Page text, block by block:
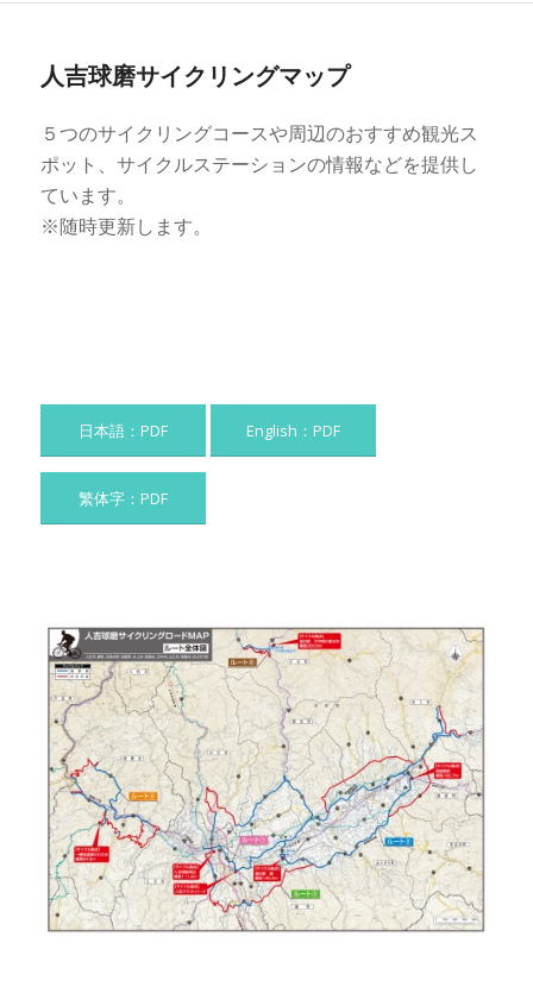
人吉球磨サイクリングマップ
５つのサイクリングコースや周辺のおすすめ観光ス
ポット、サイクルステーションの情報などを提供し
ています。
※随時更新します。
日本語：PDF English：PDF
繁体字：PDF